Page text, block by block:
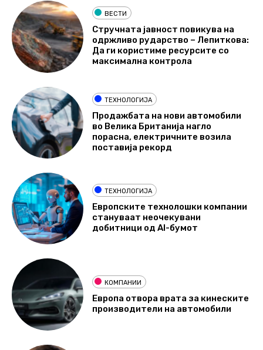
ВЕСТИ
Стручната јавност повикува на
одржливо рударство – Лепиткова:
Да ги користиме ресурсите со
максимална контрола
ТЕХНОЛОГИЈА
Продажбата на нови автомобили
во Велика Британија нагло
порасна, електричните возила
поставија рекорд
ТЕХНОЛОГИЈА
Европските технолошки компании
стануваат неочекувани
добитници од AI-бумот
КОМПАНИИ
Европа отвора врата за кинеските
производители на автомобили